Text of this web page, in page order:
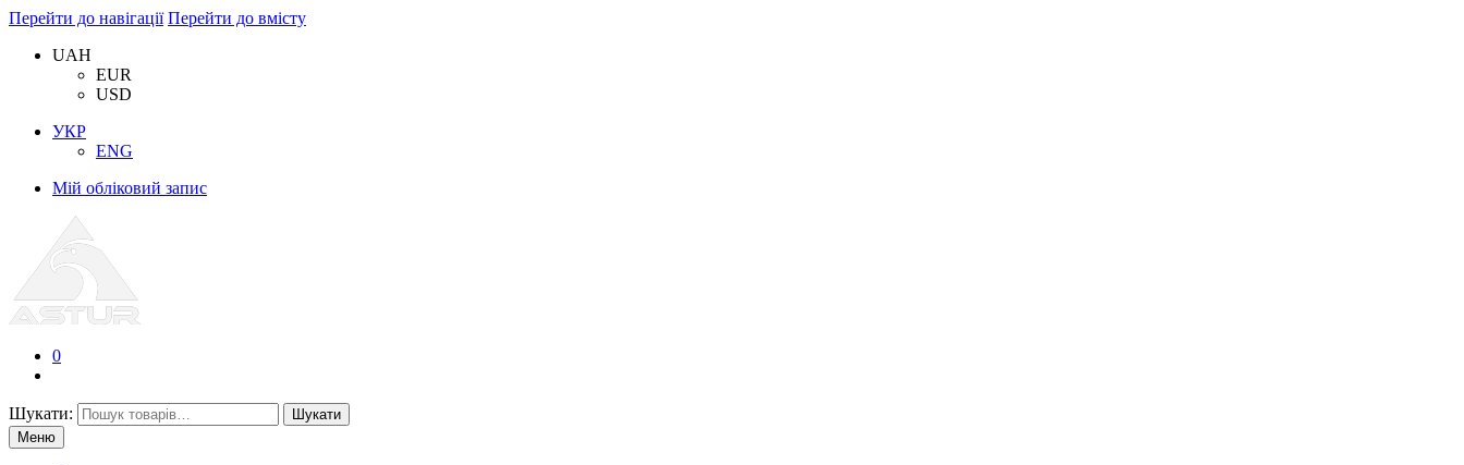
Перейти до навігації Перейти до вмісту
UAH
EUR
USD
УКР
ENG
Мій обліковий запис
0
Шукати:
Шукати
Меню